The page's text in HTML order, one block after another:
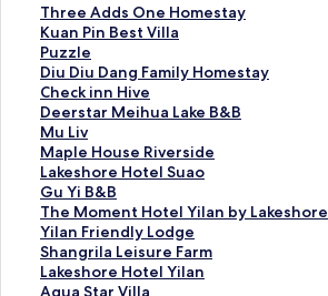
Three Adds One Homestay
T
h
r
e
e
A
d
d
s
O
n
e
H
o
m
Kuan Pin Best Villa
K
u
a
n
P
i
n
B
e
s
t
V
i
l
Puzzle
P
u
z
z
l
e
的
連
結
Diu Diu Dang Family Homestay
D
i
u
D
i
u
D
a
n
g
F
a
Check inn Hive
C
h
e
c
k
i
n
n
H
i
v
Deerstar Meihua Lake B&B
D
e
e
r
s
t
a
r
M
e
Mu Liv
M
u
L
i
v
的
連
結
Maple House Riverside
M
a
p
l
e
H
o
u
Lakeshore Hotel Suao
L
a
k
e
s
h
o
Gu Yi B&B
G
u
Y
i
B
&
The Moment Hotel Yilan by Lakeshore
T
h
e
M
o
Yilan Friendly Lodge
Y
i
l
a
Shangrila Leisure Farm
S
h
a
Lakeshore Hotel Yilan
L
a
Aqua Star Villa
A